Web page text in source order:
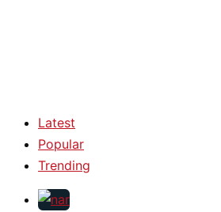
Latest
Popular
Trending